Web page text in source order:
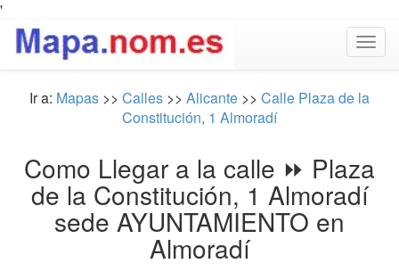
'
Ir a: Mapas >> Calles >> Alicante >> Calle Plaza de la
Constitución, 1 Almoradí
Como Llegar a la calle ⏩ Plaza
de la Constitución, 1 Almoradí
sede AYUNTAMIENTO en
Almoradí